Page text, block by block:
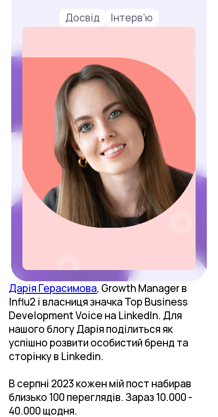
Досвід Інтерв’ю
Дарія Герасимова, Growth Manager в
Influ2 і власниця значка Top Business
Development Voice на LinkedIn. Для
нашого блогу Дарія поділиться як
успішно розвити особистий бренд та
сторінку в Linkedin.
В серпні 2023 кожен мій пост набирав
близько 100 переглядів. Зараз 10.000 -
40.000 щодня.